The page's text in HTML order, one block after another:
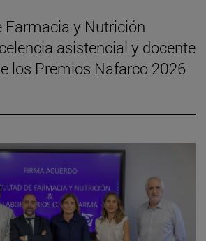
Farmacia y Nutrición
asistencial y docente
los Premios Nafarco 2026